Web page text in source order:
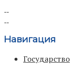
Навигация
Государство